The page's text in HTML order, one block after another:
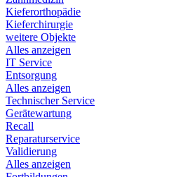
Kieferorthopädie
Kieferchirurgie
weitere Objekte
Alles anzeigen
IT Service
Entsorgung
Alles anzeigen
Technischer Service
Gerätewartung
Recall
Reparaturservice
Validierung
Alles anzeigen